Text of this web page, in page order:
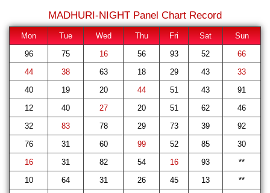
MADHURI-NIGHT Panel Chart Record
Mon Tue Wed Thu Fri Sat
Sun
96
75 16 56 93 52
66
44
38 63 18 29 43
33
40
19 20 44 51 43
91
12
40 27 20 51 62
46
32
83 78 29 73 39
92
76
31 60 99 52 85
30
16
31 82 54 16 93
**
10
64 31 26 45 13
**